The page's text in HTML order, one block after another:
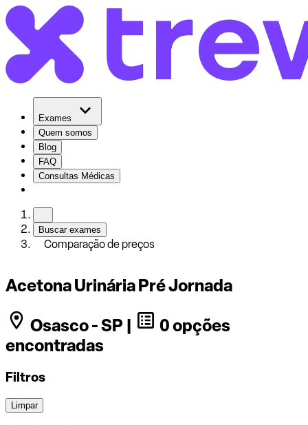
Exames
Quem somos
Blog
FAQ
Consultas Médicas
Buscar exames
Comparação de preços
Acetona Urinária Pré Jornada
Osasco - SP |
0 opções
encontradas
Filtros
Limpar